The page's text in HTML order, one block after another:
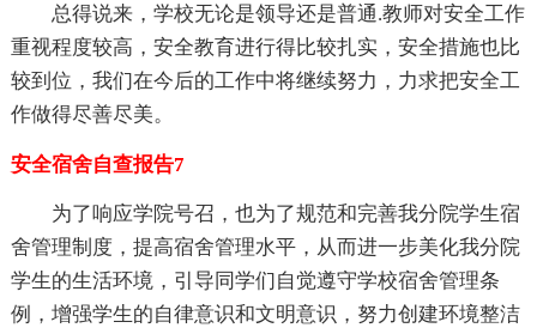
总得说来，学校无论是领导还是普通.教师对安全工作
重视程度较高，安全教育进行得比较扎实，安全措施也比
较到位，我们在今后的工作中将继续努力，力求把安全工
作做得尽善尽美。
安全宿舍自查报告7
为了响应学院号召，也为了规范和完善我分院学生宿
舍管理制度，提高宿舍管理水平，从而进一步美化我分院
学生的生活环境，引导同学们自觉遵守学校宿舍管理条
例，增强学生的自律意识和文明意识，努力创建环境整洁